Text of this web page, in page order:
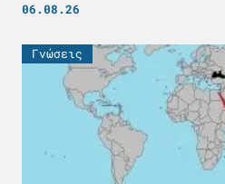
06.08.26
Γνώσεις